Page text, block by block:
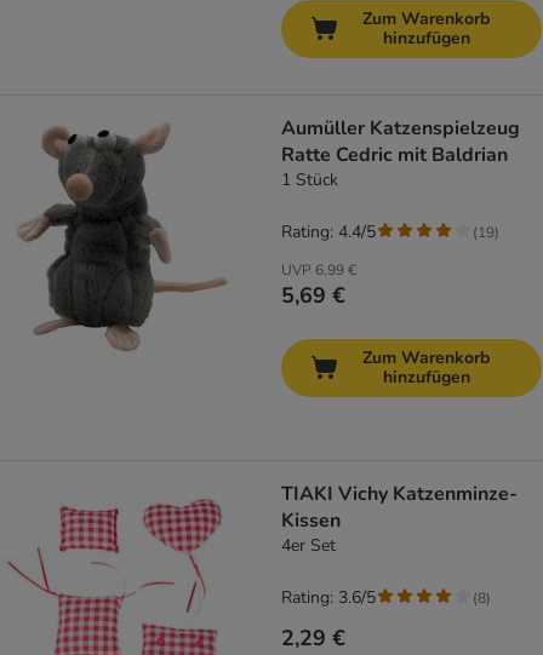
Zum Warenkorb
hinzufügen
Aumüller Katzenspielzeug
Ratte Cedric mit Baldrian
1 Stück
UVP 6,99 €
5,69 €
Rating: 4.4/5 (19)
Zum Warenkorb
hinzufügen
TIAKI Vichy Katzenminze-
Kissen
4er Set
2,29 €
Rating: 3.6/5 (8)